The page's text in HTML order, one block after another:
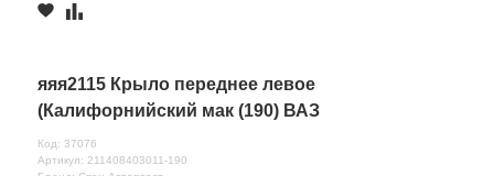
яяя2115 Крыло переднее левое
(Калифорнийский мак (190) ВАЗ
Код: 37076
Артикул: 211408403011-190